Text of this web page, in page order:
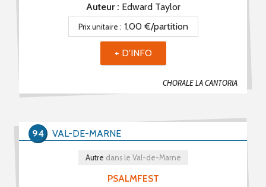
CHORALE LA CANTORIA
Auteur : Edward Taylor
Prix unitaire : 1,00 €/partition
+ D'INFO
PSALMFEST
Autre dans le Val-de-Marne
VAL-DE-MARNE
94